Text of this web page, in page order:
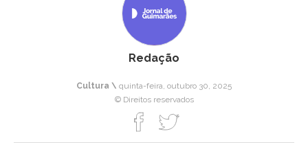
Redação
Cultura \ quinta-feira, outubro 30, 2025
© Direitos reservados